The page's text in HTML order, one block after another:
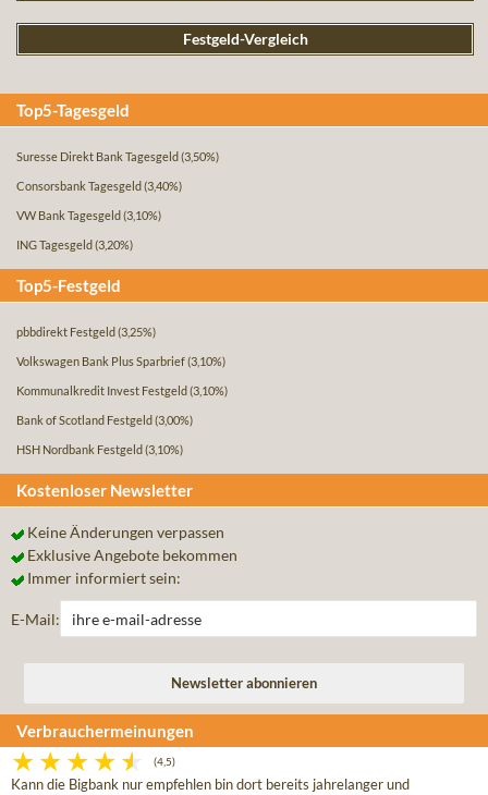
Festgeld-Vergleich
Top5-Tagesgeld
Suresse Direkt Bank Tagesgeld (3,50%)
Consorsbank Tagesgeld (3,40%)
VW Bank Tagesgeld (3,10%)
ING Tagesgeld (3,20%)
Top5-Festgeld
pbbdirekt Festgeld (3,25%)
Volkswagen Bank Plus Sparbrief(3,10%)
Kommunalkredit Invest Festgeld (3,10%)
Bank of Scotland Festgeld (3,00%)
HSH Nordbank Festgeld (3,10%)
Kostenloser Newsletter
Keine Änderungen verpassen
Exklusive Angebote bekommen
Immer informiert sein:
E-Mail:
Verbrauchermeinungen
(4,5)
Kann die Bigbank nur empfehlen bin dort bereits jahrelanger und